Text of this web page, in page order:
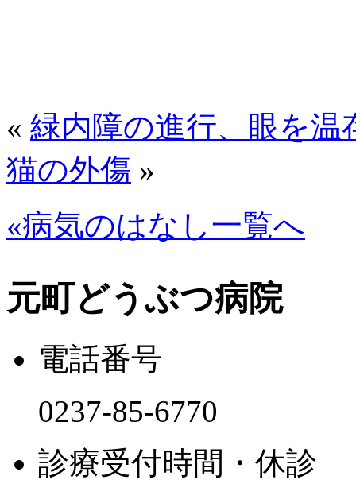
« 緑内障の進行、眼を
猫の外傷 »
«病気のはなし一覧へ
元町どうぶつ病院
電話番号
0237-85-6770
診療受付時間・休診